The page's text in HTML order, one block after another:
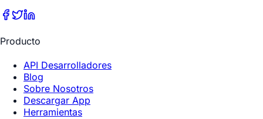
Producto
API Desarrolladores
Blog
Sobre Nosotros
Descargar App
Herramientas